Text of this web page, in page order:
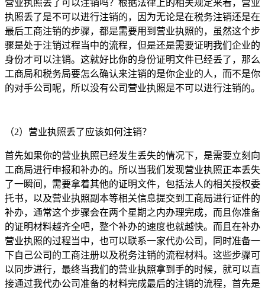
营业执照丢了可以注销吗？根据法律上的相关规定来看，营业
执照丢了是不可以进行注销的，因为无论是在税务注销还是在
最后工商注销的步骤，都是需要用到营业执照的，虽然这个步
骤是处于注销过程当中的流程，但是还是需要证明我们企业的
身份才可以注销。这就好比你的身份证明文件已经丢了，那么
工商局和税务局要怎么确认来注销的是你企业的人，而不是你
的对手公司呢，所以没有公司营业执照是不可以进行注销的。
（2）营业执照丢了应该如何注销？
首先如果你的营业执照已经发生丢失的情况下，是需要立刻向
工商局进行申报和补办的。所以当我们发现营业执照正本丢失
了一瞬间，需要拿着其他的证明文件，包括法人的相关授权委
托书，以及营业执照副本等相关信息提交到工商局进行证件的
补办，通常这个步骤会在两个星期之内办理完成，而且你准备
的证明材料越齐全吧，整个补办的速度也就越快。而且在补办
营业执照的过程当中，也可以联系一家代办公司，同时准备一
下自己公司的工商注册以及税务注销的流程材料。这些步骤可
以同步进行，最终当我们的营业执照拿到手的时候，就可以直
接通过我代办公司准备的材料完成最后的注销的流程，首先是